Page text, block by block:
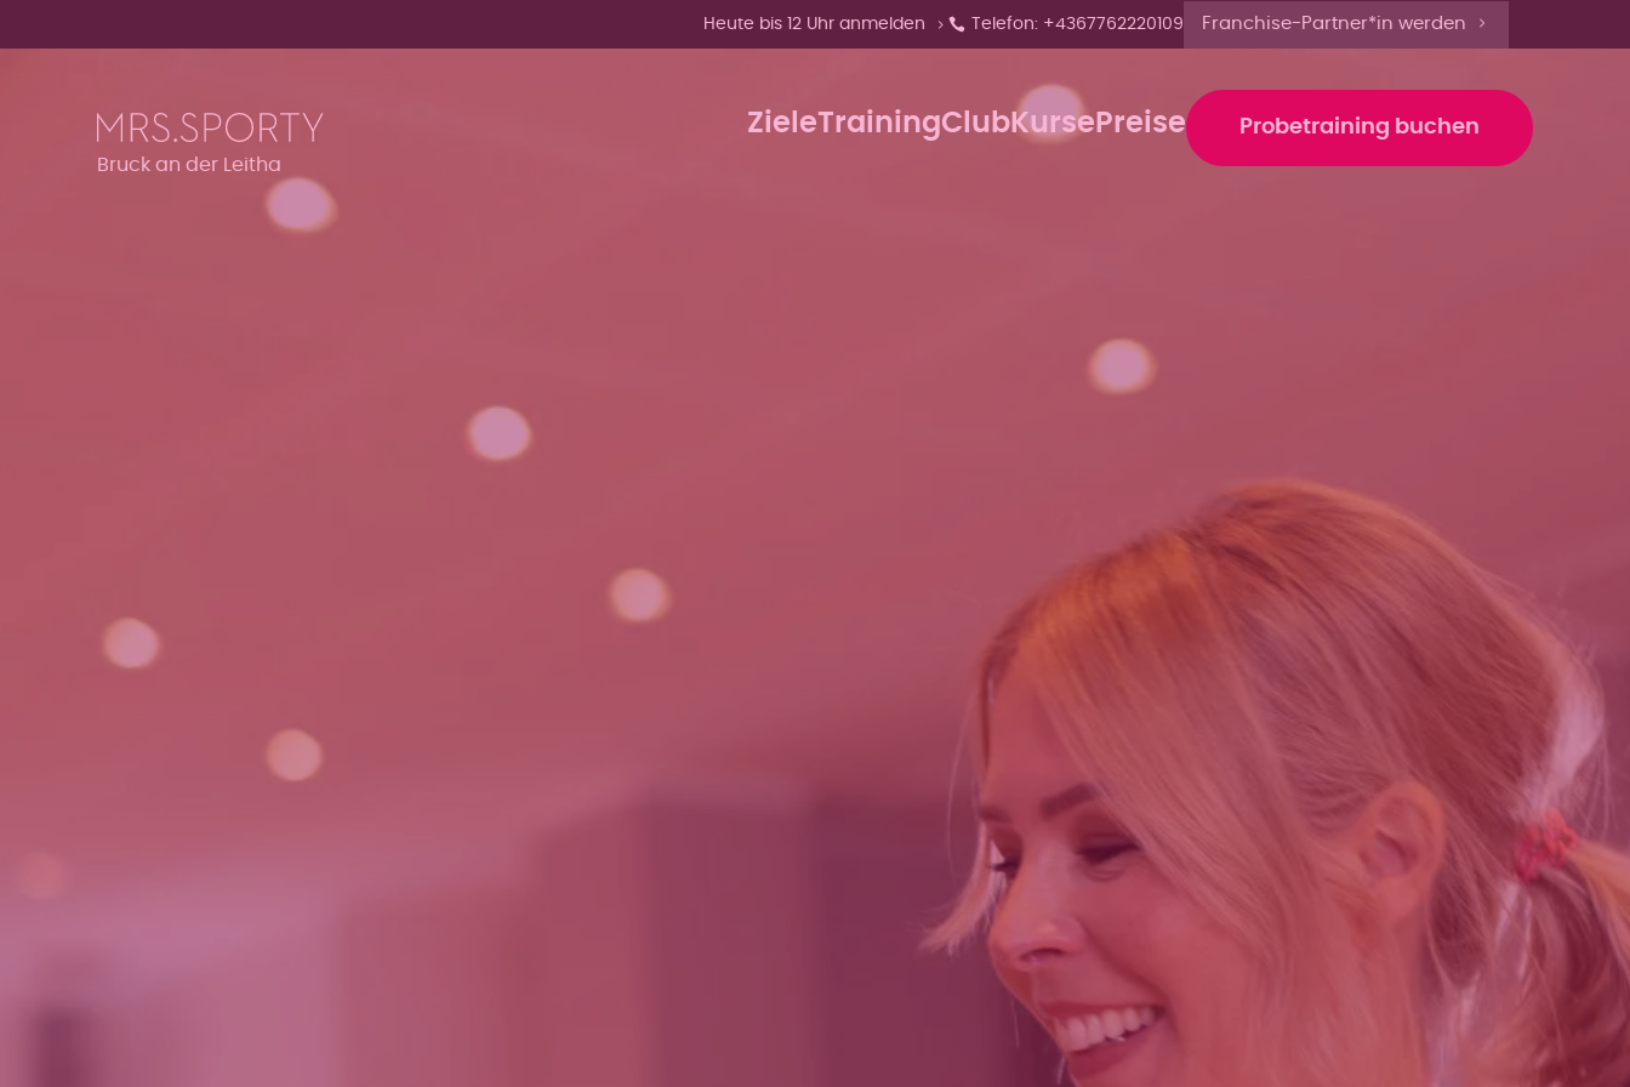
Heute bis 12 Uhr anmelden
Zeige Menü-Unterpunkte von 'Heute bis 12 Uhr anmelden'
Telefon: +4367762220109 Franchise-Partner*in werden
Bruck an der Leitha
ZieleTrainingClub Kurse Preise Probetraining buchen